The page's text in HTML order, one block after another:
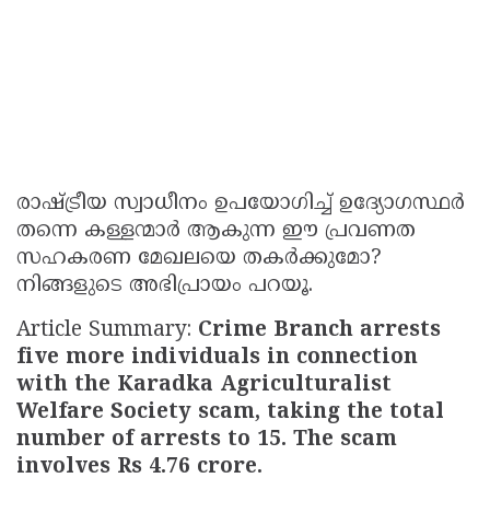
രാഷ്ട്രീയ സ്വാധീനം ഉപയോഗിച്ച് ഉദ്യോഗസ്ഥർ
തന്നെ കള്ളന്മാർ ആകുന്ന ഈ പ്രവണത
സഹകരണ മേഖലയെ തകർക്കുമോ?
നിങ്ങളുടെ അഭിപ്രായം പറയൂ.
Article Summary: Crime Branch arrests
five more individuals in connection
with the Karadka Agriculturalist
Welfare Society scam, taking the total
number of arrests to 15. The scam
involves Rs 4.76 crore.